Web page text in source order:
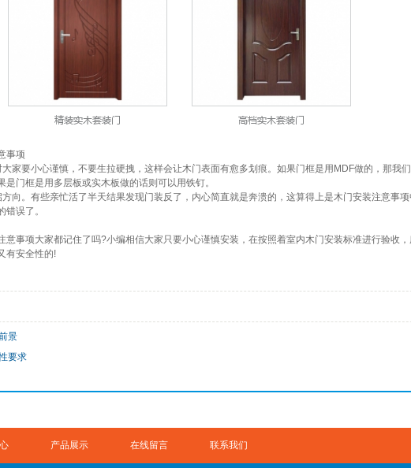
事项
家要小心谨慎，不要生拉硬拽，这样会让木门表面有愈多划痕。如果门框是用MDF做的，那我
是门框是用多层板或实木板做的话则可以用铁钉。
向。有些亲忙活了半天结果发现门装反了，内心简直就是奔溃的，这算得上是木门安装注意事
错误了。
意事项大家都记住了吗?小编相信大家只要小心谨慎安装，在按照着室内木门安装标准进行验收
有安全性的!
景
要求
产品展示 在线留言 联系我们